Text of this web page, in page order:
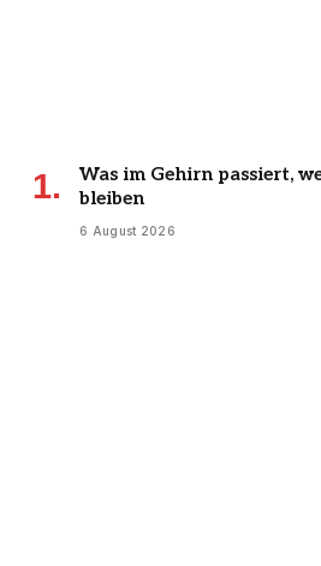
Was im Gehirn passiert,
bleiben
6 August 2026